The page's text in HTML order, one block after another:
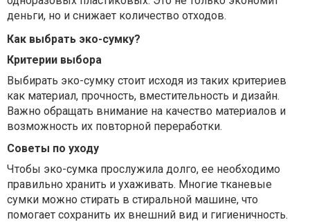
деньги, но и снижает количество отходов.
Как выбрать эко-сумку?
Критерии выбора
Выбирать эко-сумку стоит исходя из таких критериев
как материал, прочность, вместительность и дизайн.
Важно обращать внимание на качество материалов и
возможность их повторной переработки.
Советы по уходу
Чтобы эко-сумка прослужила долго, ее необходимо
правильно хранить и ухаживать. Многие тканевые
сумки можно стирать в стиральной машине, что
помогает сохранить их внешний вид и гигиеничность.